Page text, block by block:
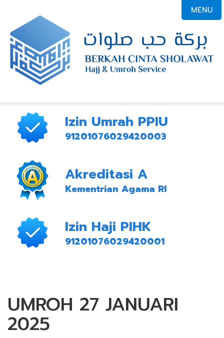
Izin Umrah PPIU
91201076029420003
Akreditasi A
Kementrian Agama RI
Izin Haji PIHK
91201076029420001
UMROH 27 JANUARI
2025
MENU